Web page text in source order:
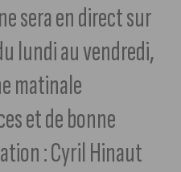
sera en direct sur
lundi au vendredi,
matinale
et de bonne
: Cyril Hinaut